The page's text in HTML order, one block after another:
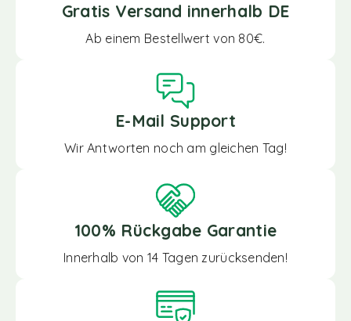
Gratis Versand innerhalb DE
Ab einem Bestellwert von 80€.
E-Mail Support
Wir Antworten noch am gleichen Tag!
100% Rückgabe Garantie
Innerhalb von 14 Tagen zurücksenden!